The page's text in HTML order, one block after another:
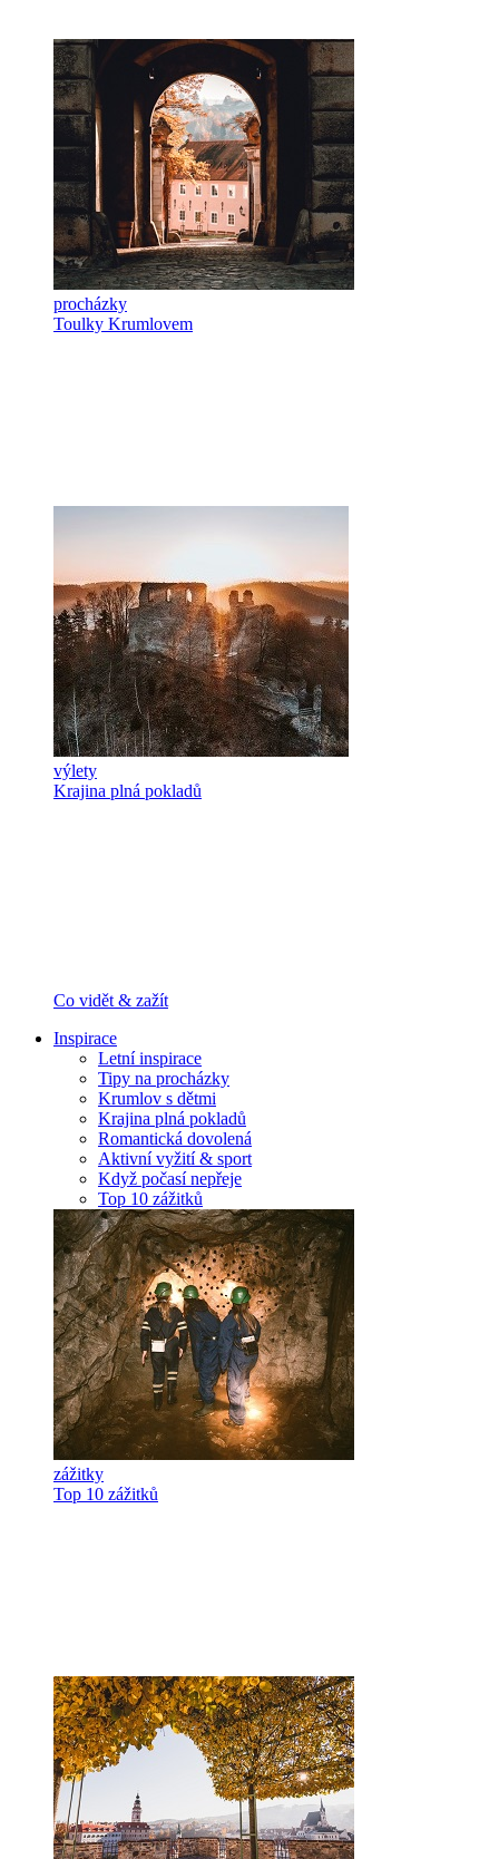
procházky
Toulky Krumlovem
výlety
Krajina plná pokladů
Co vidět & zažít
Inspirace
Letní inspirace
Tipy na procházky
Krumlov s dětmi
Krajina plná pokladů
Romantická dovolená
Aktivní vyžití & sport
Když počasí nepřeje
Top 10 zážitků
zážitky
Top 10 zážitků